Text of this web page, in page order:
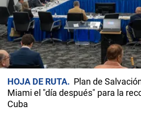
HOJA DE RUTA
Plan de
Miami el "día después" para la
Cuba